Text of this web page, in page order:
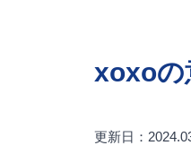
xoxoの
更新日：